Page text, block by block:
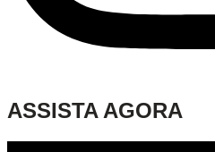
ASSISTA AGORA